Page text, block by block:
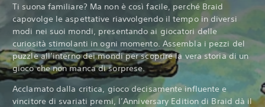
Ti suona familiare? Ma non è così facile, perché Braid
capovolge le aspettative riavvolgendo il tempo in diversi
modi nei suoi mondi, presentando ai giocatori delle
curiosità stimolanti in ogni momento. Assembla i pezzi del
puzzle all’interno dei mondi per scoprire la vera storia di un
gioco che non manca di sorprese.
Acclamato dalla critica, gioco decisamente influente e
vincitore di svariati premi, l’Anniversary Edition di Braid dà il